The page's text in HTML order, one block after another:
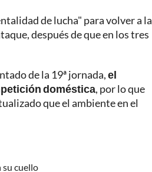
de lucha" para volver a la
después de que en los tres
de la 19ª jornada,el
doméstica, por lo que
que el ambiente en el
su cuello